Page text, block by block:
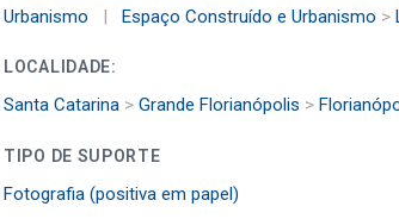
Urbanismo
| Espaço Construído e Urbanismo >
LOCALIDADE:
Santa Catarina > Grande Florianópolis >
TIPO DE SUPORTE
Fotografia (positiva em papel)